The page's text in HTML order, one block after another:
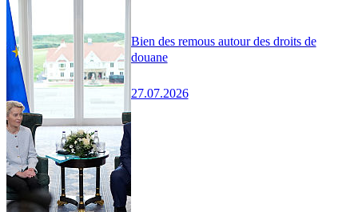
Bien des remous autour des droits de
douane
27.07.2026